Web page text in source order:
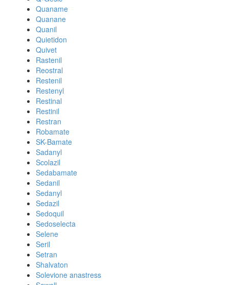
Quaname
Quanane
Quanil
Quietidon
Quivet
Rastenil
Reostral
Restenil
Restenyl
Restinal
Restinil
Restran
Robamate
SK-Bamate
Sadanyl
Scolazil
Sedabamate
Sedanil
Sedanyl
Sedazil
Sedoquil
Sedoselecta
Selene
Seril
Setran
Shalvaton
Solevione anastress